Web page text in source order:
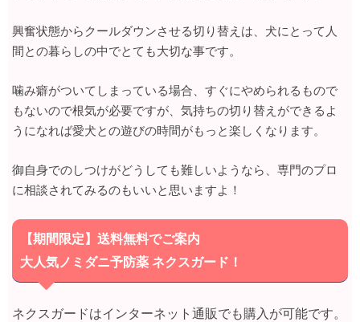
興奮状態からクールダウンさせる切り替えは、犬にとって人
間との暮らしの中でとても大切な事です。
噛み癖がついてしまっている場合、すぐにやめられるもので
もないので根気が必要ですが、気持ちの切り替えができるよ
うになれば愛犬との遊びの時間がもっと楽しくなります。
御自身でのしつけがどうしても難しいようなら、専門のプロ
に相談されてみるのもいいと思いますよ！
【期間限定】送料無料でご案内
大人気ノミダニ予防薬 ネクスガード！
ネクスガードはインターネット通販でも購入が可能です。